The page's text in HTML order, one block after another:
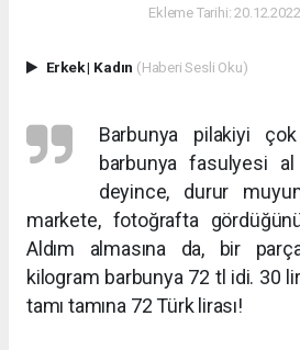
Ekleme Tarihi:
Erkek| Kadın (Haberi Sesli Oku)
Barbunya pilakiyi
barbunya fasulyesi
deyince, durur
markete, fotoğrafta
Aldım almasına da, bir
kilogram barbunya 72 tl idi. 30
tamı tamına 72 Türk lirası!